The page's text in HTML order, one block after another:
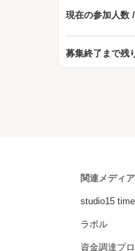
現在の参加人数
募集終了まで残
関連メディア
studio15
ラボル
資金調達プロ